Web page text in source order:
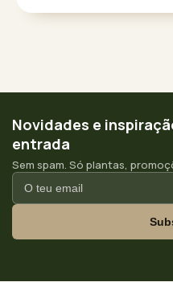
Novidades e
entrada
Sem spam. Só plantas,